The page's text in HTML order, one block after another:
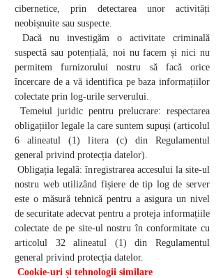
cibernetice, prin detectarea unor activități
neobișnuite sau suspecte.
Dacă nu investigăm o activitate criminală
suspectă sau potențială, noi nu facem și nici nu
permitem furnizorului nostru să facă orice
încercare de a vă identifica pe baza informațiilor
colectate prin log-urile serverului.
Temeiul juridic pentru prelucrare: respectarea
obligațiilor legale la care suntem supuși (articolul
6 alineatul (1) litera (c) din Regulamentul
general privind protecția datelor).
Obligația legală: înregistrarea accesului la site-ul
nostru web utilizând fișiere de tip log de server
este o măsură tehnică pentru a asigura un nivel
de securitate adecvat pentru a proteja informațiile
colectate de pe site-ul nostru în conformitate cu
articolul 32 alineatul (1) din Regulamentul
general privind protecția datelor.
Cookie-uri și tehnologii similare